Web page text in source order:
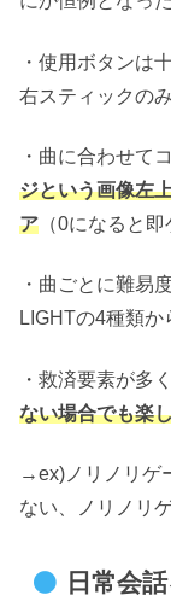
・使用ボタンは
右スティックのみ
・曲に合わせて
ジという画像左
ア （0になると
・曲ごとに難易
LIGHTの4種類か
・救済要素が多く
ない場合でも楽
→ex)ノリノリゲ
ない、ノリノリ
日常会